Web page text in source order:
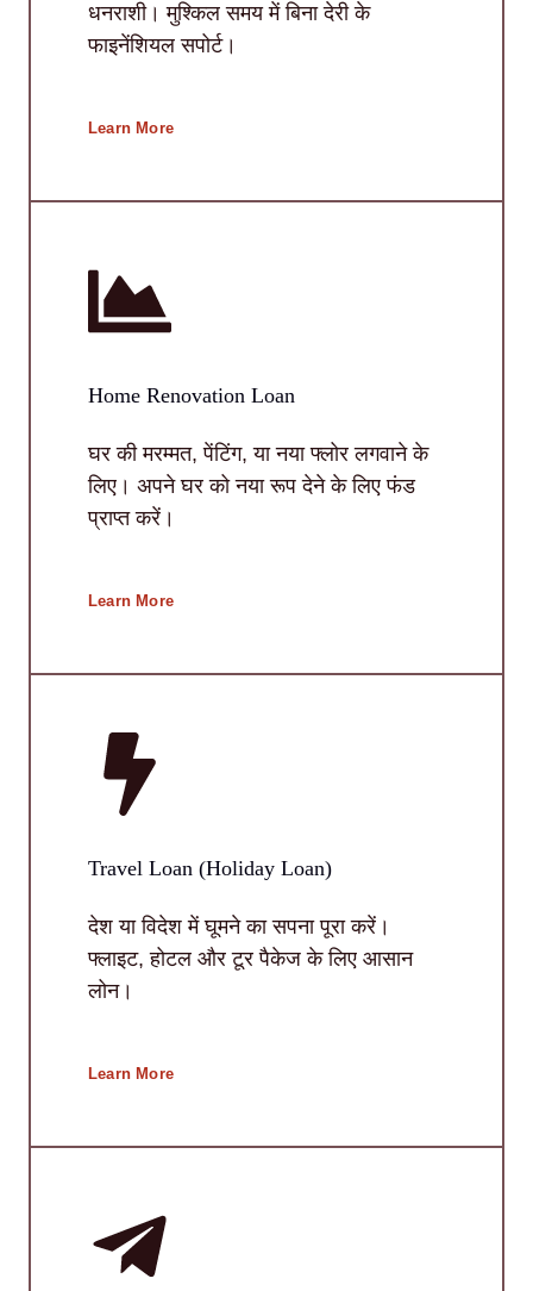
धनराशी। मुश्किल समय में बिना देरी के
फाइनेंशियल सपोर्ट।
Learn More
Home Renovation Loan
घर की मरम्मत, पेंटिंग, या नया फ्लोर लगवाने के
लिए। अपने घर को नया रूप देने के लिए फंड
प्राप्त करें।
Learn More
Travel Loan (Holiday Loan)
देश या विदेश में घूमने का सपना पूरा करें।
फ्लाइट, होटल और टूर पैकेज के लिए आसान
लोन।
Learn More